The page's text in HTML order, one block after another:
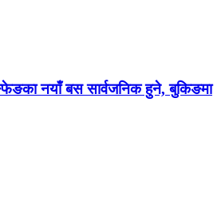
नयाँ बस सार्वजनिक हुने, बुकिङमा